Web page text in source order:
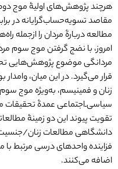
هرچند پژوهش‌های اولیۀ موج
مقاصد تسویه‌حساب‌گرایانه در
مطالعه دربارۀ مردان را از‌جمله
امروز، با نضج گرفتن موج سوم
مردانگی موضوع پژوهش‌هایی
قرار می‌گیرد. در این میان،
زنان و فمینیسم، به‌ویژه موج
سیاسی‌ـ‌‌اجتماعی عمدۀ تحقیقات
تقویت پیوند این دو زمینۀ
دانشگاهی مطالعات زنان/
فزاینده‌ واحدهای درسی مرتبط
اضافه می‌کنند.